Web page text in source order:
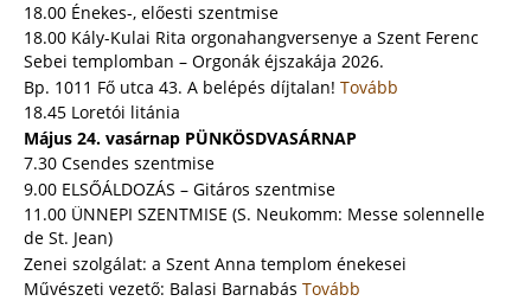
18.00 Énekes-, előesti szentmise
18.00 Kály-Kulai Rita orgonahangversenye a Szent Ferenc
Sebei templomban – Orgonák éjszakája 2026.
Bp. 1011 Fő utca 43. A belépés díjtalan! Tovább
18.45 Loretói litánia
Május 24. vasárnap PÜNKÖSDVASÁRNAP
7.30 Csendes szentmise
9.00 ELSŐÁLDOZÁS – Gitáros szentmise
11.00 ÜNNEPI SZENTMISE (S. Neukomm: Messe solennelle
de St. Jean)
Zenei szolgálat: a Szent Anna templom énekesei
Művészeti vezető: Balasi Barnabás Tovább